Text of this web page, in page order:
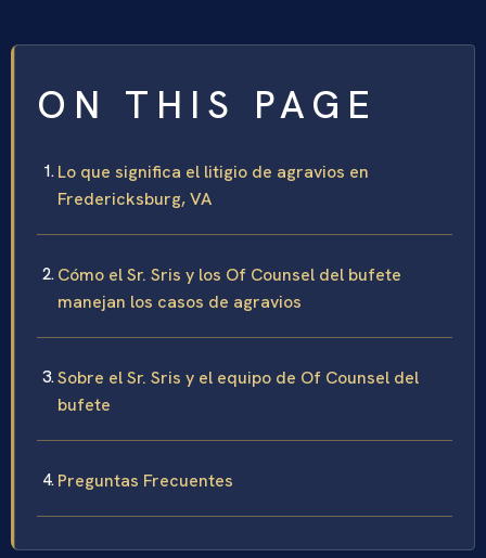
ON THIS PAGE
Lo que significa el litigio de agravios en
Fredericksburg, VA
Cómo el Sr. Sris y los Of Counsel del bufete
manejan los casos de agravios
Sobre el Sr. Sris y el equipo de Of Counsel del
bufete
Preguntas Frecuentes